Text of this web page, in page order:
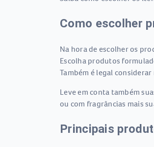
Como escolher
Na hora de escolher os
Escolha produtos
Também é legal
Leve em conta também
ou com fragrâncias mais
Principais